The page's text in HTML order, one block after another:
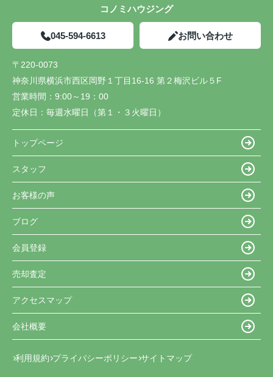
コノミハウジング
045-594-6613 お問い合わせ
〒220-0073
神奈川県横浜市西区岡野１丁目16-16 第２梅沢ビル５F
営業時間： 9:00～19：00
定休日： 毎週水曜日（第１・３火曜日）
トップページ
スタッフ
お客様の声
ブログ
会員登録
売却査定
アクセスマップ
会社概要
利用規約 プライバシーポリシー サイトマップ